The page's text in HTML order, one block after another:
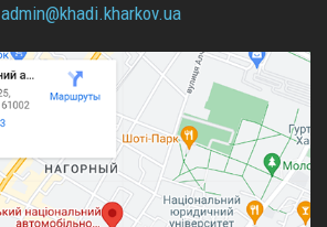
admin@khadi.kharkov.ua